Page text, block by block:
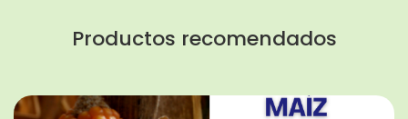
Productos recomendados